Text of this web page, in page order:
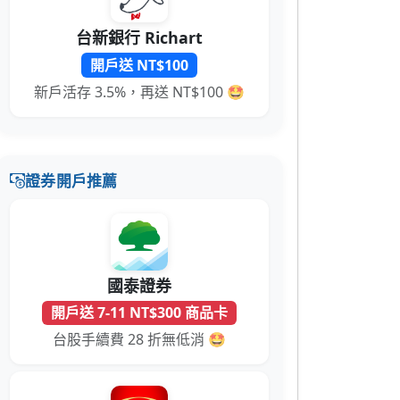
台新銀行 Richart
開戶送 NT$100
新戶活存 3.5%，再送 NT$100 🤩
證券開戶推薦
國泰證券
開戶送 7-11 NT$300 商品卡
台股手續費 28 折無低消 🤩